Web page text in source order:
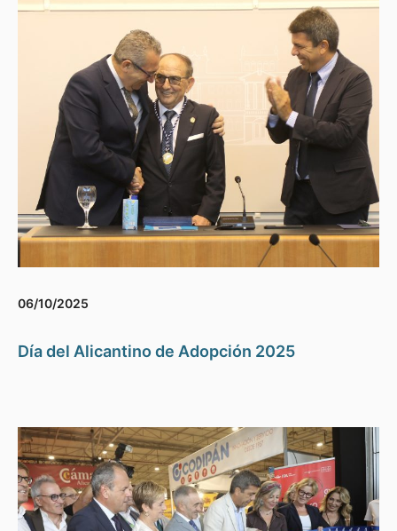
06/10/2025
Día del Alicantino de Adopción 2025